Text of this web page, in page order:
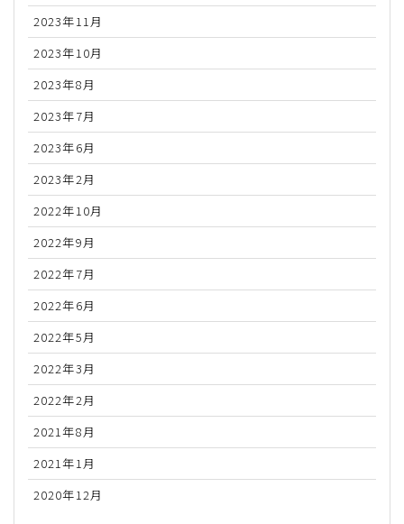
2023年11月
2023年10月
2023年8月
2023年7月
2023年6月
2023年2月
2022年10月
2022年9月
2022年7月
2022年6月
2022年5月
2022年3月
2022年2月
2021年8月
2021年1月
2020年12月